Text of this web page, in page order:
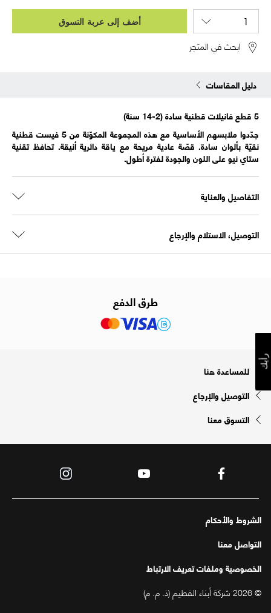
أضف إلى عربة التسوق
ابحث في المتجر
دليل المقاسات
5 قطع فانيلات قطنية سادة (2-14 سنة)
جدّدوا ملابسهم الأساسية مع هذه المجموعة المكوّنة من 5 فيست قطنية
نقيّة بألوان سادة. قصّة عادية مريحة مع ياقة دائرية أنيقة. تحافظ تقنية
ستاي نيو على اللون والجودة لفترة أطول.
التفاصيل والعناية
التوصيل، الاستلام والإرجاع
طرق الدفع
للمساعدة هنا
التوصيل والإرجاع
التسوق معنا
الشروط والأحكام
التواصل معنا
الخصوصية وملفات تعريف الارتباط
© 2026 شركة أبناء الفطيم (ذ. م. م)
رأيك